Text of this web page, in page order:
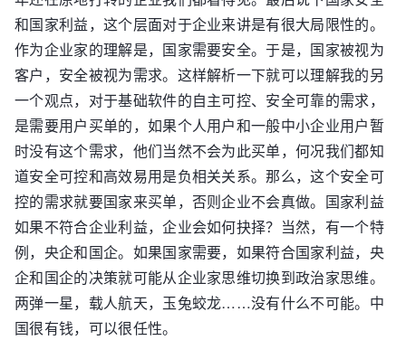
和国家利益，这个层面对于企业来讲是有很大局限性的。
作为企业家的理解是，国家需要安全。于是，国家被视为
客户，安全被视为需求。这样解析一下就可以理解我的另
一个观点，对于基础软件的自主可控、安全可靠的需求，
是需要用户买单的，如果个人用户和一般中小企业用户暂
时没有这个需求，他们当然不会为此买单，何况我们都知
道安全可控和高效易用是负相关关系。那么，这个安全可
控的需求就要国家来买单，否则企业不会真做。国家利益
如果不符合企业利益，企业会如何抉择？当然，有一个特
例，央企和国企。如果国家需要，如果符合国家利益，央
企和国企的决策就可能从企业家思维切换到政治家思维。
两弹一星，载人航天，玉兔蛟龙……没有什么不可能。中
国很有钱，可以很任性。